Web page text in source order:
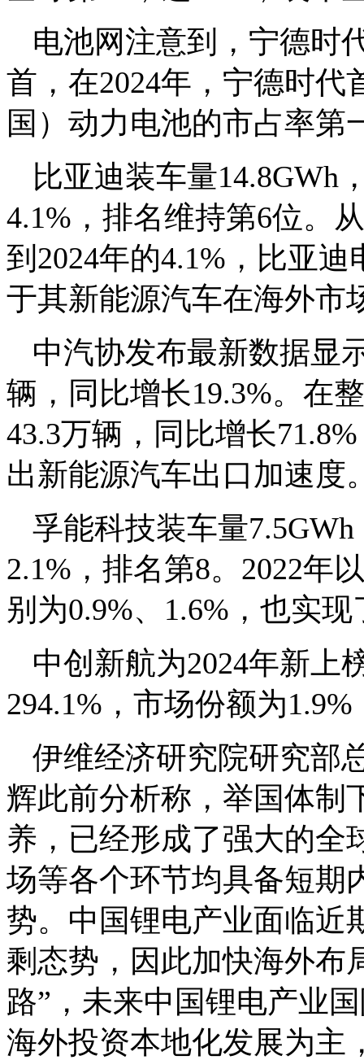
电池网注意到，宁德时
首，在2024年，宁德时代
国）动力电池的市占率第
比亚迪装车量14.8GWh
4.1%，排名维持第6位。
到2024年的4.1%，比亚
于其新能源汽车在海外市
中汽协发布最新数据显
辆，同比增长19.3%。在
43.3万辆，同比增长
出新能源汽车出口加速度
孚能科技装车量
2.1%，排名第8。2022年
别为0.9%、1.6%，也实
中创新航为2024年新上
294.1%，市场份额为
伊维经济研究院研究部
辉此前分析称，举国体制
养，已经形成了强大的全
场等各个环节均具备短期
势。中国锂电产业面临近
剩态势，因此加快海外布
路”，未来中国锂电产业
海外投资本地化发展为主